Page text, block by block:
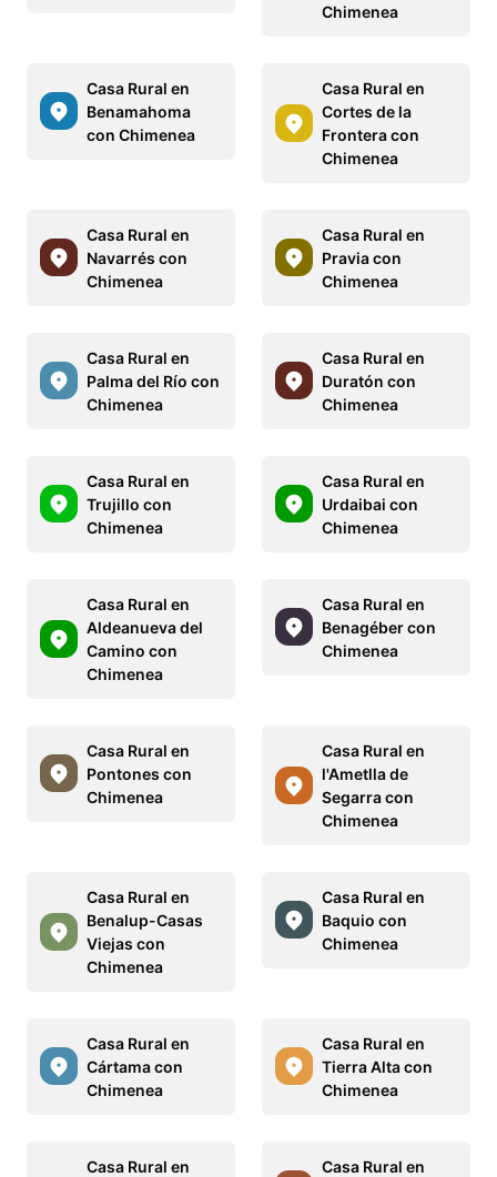
Chimenea
Casa Rural en
Benamahoma
con Chimenea
Casa Rural en
Cortes de la
Frontera con
Chimenea
Casa Rural en
Navarrés con
Chimenea
Casa Rural en
Pravia con
Chimenea
Casa Rural en
Palma del Río con
Chimenea
Casa Rural en
Duratón con
Chimenea
Casa Rural en
Trujillo con
Chimenea
Casa Rural en
Urdaibai con
Chimenea
Casa Rural en
Aldeanueva del
Camino con
Chimenea
Casa Rural en
Benagéber con
Chimenea
Casa Rural en
Pontones con
Chimenea
Casa Rural en
l'Ametlla de
Segarra con
Chimenea
Casa Rural en
Benalup-Casas
Viejas con
Chimenea
Casa Rural en
Baquio con
Chimenea
Casa Rural en
Cártama con
Chimenea
Casa Rural en
Tierra Alta con
Chimenea
Casa Rural en
Casa Rural en